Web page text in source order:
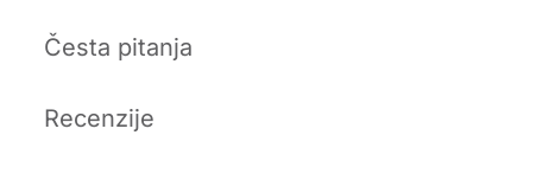
Česta pitanja
Recenzije